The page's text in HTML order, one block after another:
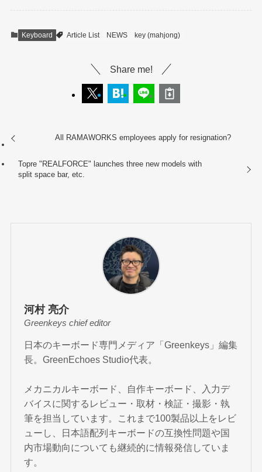
Keyboard Article List NEWS key (mahjong)
Share me!
All RAMAWORKS employees apply for resignation?
Topre "REALFORCE" launches three new models with
split space bar, etc.
河村 亮介
Greenkeys chief editor
日本のキーボード専門メディア「Greenkeys」編集
長。GreenEchoes Studio代表。
メカニカルキーボード、自作キーボード、入力デ
バイスに関するレビュー・取材・検証・撮影・執
筆を担当しています。これまで100製品以上をレビ
ューし、日本語配列キーボードの互換性問題や国
内市場動向についても継続的に情報発信していま
す。